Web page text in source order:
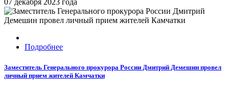
07 декабря 2023 года
Подробнее
Заместитель Генерального прокурора России Дмитрий Демешин провел
личный прием жителей Камчатки